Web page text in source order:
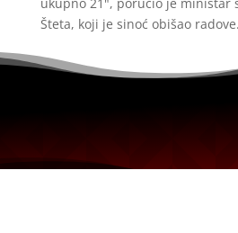
Šteta, koji je sinoć obišao radove.